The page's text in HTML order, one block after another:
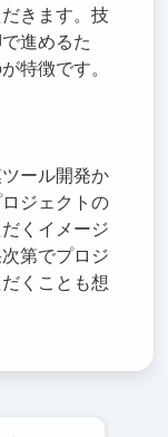
きます。技
進めるた
特徴です。
ール開発か
ジェクトの
くイメージ
第でプロジ
くことも想